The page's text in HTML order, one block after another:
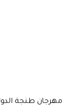
مهرجان طنجة